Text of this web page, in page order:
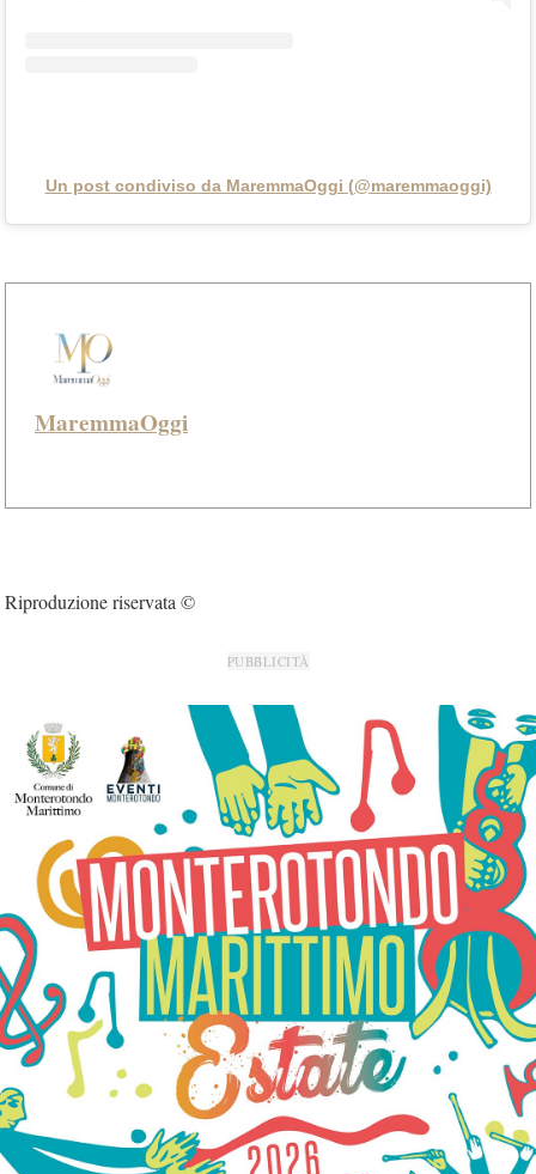
Un post condiviso da MaremmaOggi (@maremmaoggi)
MaremmaOggi
Riproduzione riservata ©
PUBBLICITÀ